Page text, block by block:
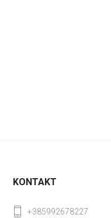
KONTAKT
+385992678227